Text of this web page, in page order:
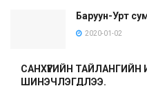
Баруун-Урт
2020-01-02
САНХҮҮГИЙН
ШИНЭЧЛЭГДЛЭЭ.